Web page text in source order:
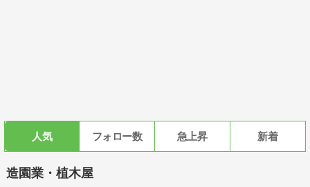
人気 フォロー数 急上昇 新着
造園業・植木屋